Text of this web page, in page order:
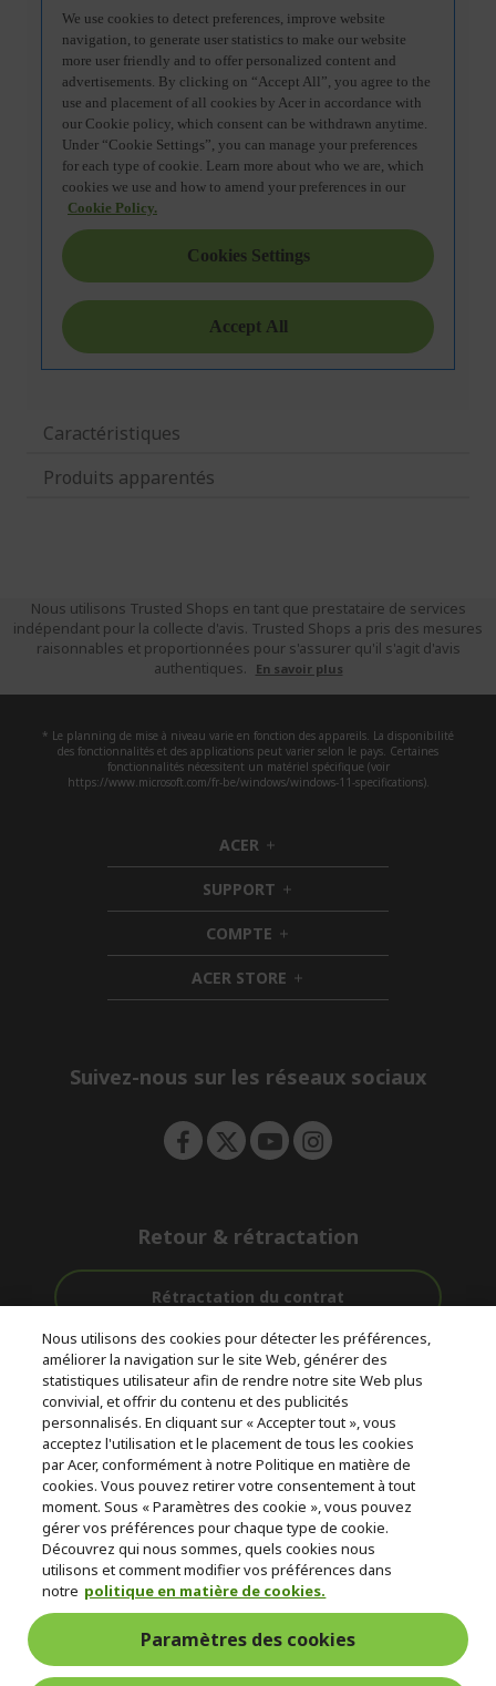
Caractéristiques
Produits apparentés
Nous utilisons Trusted Shops en tant que prestataire de services
indépendant pour la collecte d'avis. Trusted Shops a pris des mesures
raisonnables et proportionnées pour s'assurer qu'il s'agit d'avis
authentiques.
En savoir plus
* Le planning de mise à niveau varie en fonction des appareils. La disponibilité
des fonctionnalités et des applications peut varier selon le pays. Certaines
fonctionnalités nécessitent un matériel spécifique (voir
https://www.microsoft.com/fr-be/windows/windows-11-specifications).
ACER h
i
d
d
e
n
SUPPORT h
i
d
d
e
n
COMPTE h
i
d
d
ACER STORE h
i
e
Suivez-nous sur les réseaux sociaux
Retour & rétractation
Rétractation du contrat
Livraison
gratuite
Accompagnement
avant et après-
vente
Paiement
Sécurisé
© 2026 Acer Inc.
CPYou BV est le revendeur et marchand agréé pour les produits et
services proposés au sein de ce magasin.
Belgique
Nous utilisons des cookies pour détecter les préférences,
améliorer la navigation sur le site Web, générer des
statistiques utilisateur afin de rendre notre site Web plus
convivial, et offrir du contenu et des publicités
personnalisés. En cliquant sur « Accepter tout », vous
acceptez l'utilisation et le placement de tous les cookies
par Acer, conformément à notre Politique en matière de
cookies. Vous pouvez retirer votre consentement à tout
moment. Sous « Paramètres des cookie », vous pouvez
gérer vos préférences pour chaque type de cookie.
Découvrez qui nous sommes, quels cookies nous
utilisons et comment modifier vos préférences dans
notre politique en matière de cookies.
Paramètres des cookies